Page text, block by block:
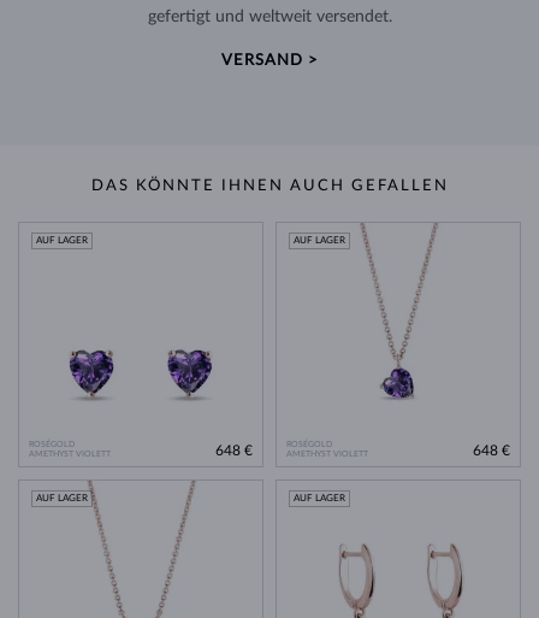
gefertigt und weltweit versendet.
VERSAND >
DAS KÖNNTE IHNEN AUCH GEFALLEN
ROSÉGOLD
AMETHYST VIOLETT
AUF LAGER
648 €
ROSÉGOLD
AMETHYST VIOLETT
AUF LAGER
648 €
AUF LAGER AUF LAGER